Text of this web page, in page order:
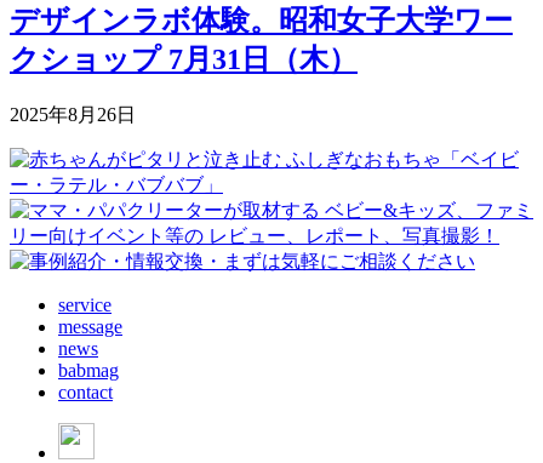
デザインラボ体験。昭和女子大学ワー
クショップ 7月31日（木）
2025年8月26日
service
message
news
babmag
contact